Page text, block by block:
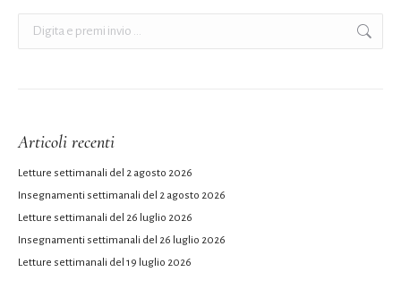
Articoli recenti
Letture settimanali del 2 agosto 2026
Insegnamenti settimanali del 2 agosto 2026
Letture settimanali del 26 luglio 2026
Insegnamenti settimanali del 26 luglio 2026
Letture settimanali del 19 luglio 2026